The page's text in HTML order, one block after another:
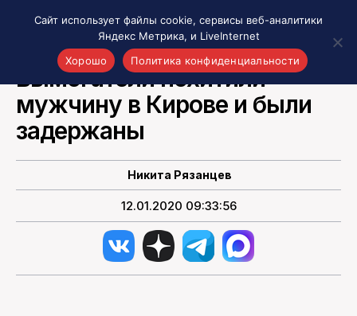
Акценты
Материалы о Рязани и области
Проекты 7 инфо
Интересное
Новости кино и ТВ
Новости России
Политика
НОВОСТИ РОССИИ
Вымогатели похитили
мужчину в Кирове и были
задержаны
Никита Рязанцев
12.01.2020 09:33:56
Сайт использует файлы cookie, сервисы веб-аналитики
Яндекс Метрика, и LiveInternet
Хорошо
Политика конфиденциальности